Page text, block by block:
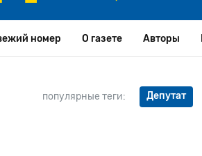
номер О газете Авторы
популярные теги: Депутат